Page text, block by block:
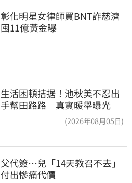
彰化明星女律師買BNT詐慈濟
囤11億黃金曝
生活困頓拮据！池秋美不忍出
手幫田路路 真實暖舉曝光
(2026年08月05日)
父代簽…兒「14天教召不去」
付出慘痛代價